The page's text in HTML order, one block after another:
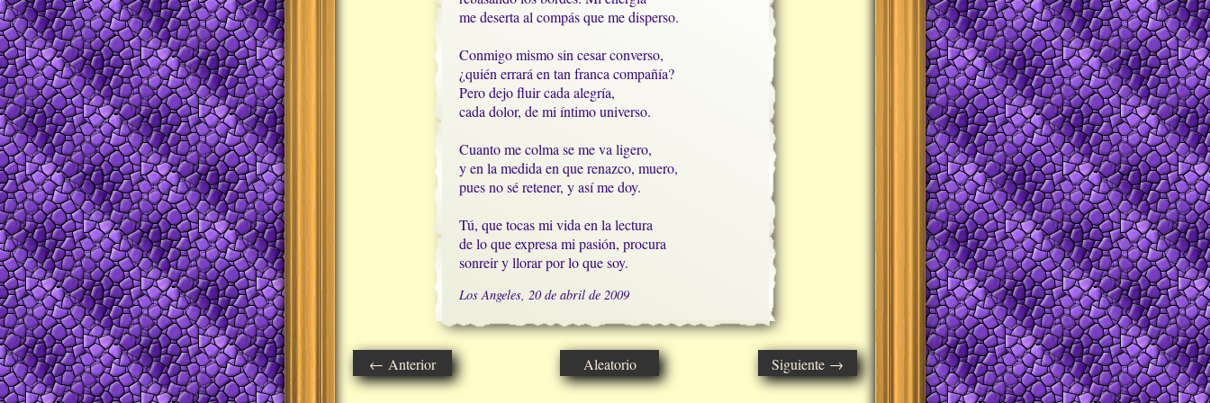
me deserta al compás que me disperso.
Conmigo mismo sin cesar converso,
¿quién errará en tan franca compañía?
Pero dejo fluir cada alegría,
cada dolor, de mi íntimo universo.
Cuanto me colma se me va ligero,
y en la medida en que renazco, muero,
pues no sé retener, y así me doy.
Tú, que tocas mi vida en la lectura
de lo que expresa mi pasión, procura
sonreir y llorar por lo que soy.
Los Angeles, 20 de abril de 2009
← Anterior Aleatorio Siguiente →